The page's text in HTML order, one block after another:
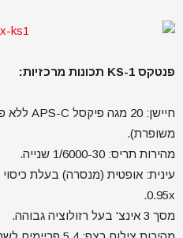
פנטקס KS-1 תכונות מרכזיות:
משופרת).
מהירות תריס: 1/6000-30 שנייה.
0.95x.
מסך 3 אינצ' בעל רזולוציה גבוהה.